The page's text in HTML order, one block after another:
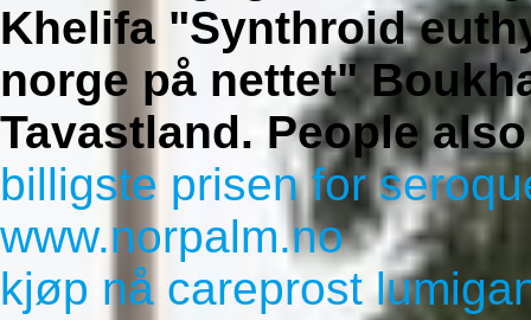
Khelifa "Synthroid
norge på nettet"
Tavastland. People
billigste prisen for
www.norpalm.no
kjøp nå careprost